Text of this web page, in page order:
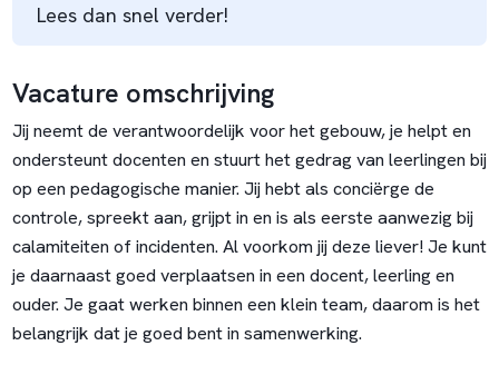
Lees dan snel verder!
Vacature omschrijving
Jij neemt de verantwoordelijk voor het gebouw, je helpt en
ondersteunt docenten en stuurt het gedrag van leerlingen bij
op een pedagogische manier. Jij hebt als conciërge de
controle, spreekt aan, grijpt in en is als eerste aanwezig bij
calamiteiten of incidenten. Al voorkom jij deze liever! Je kunt
je daarnaast goed verplaatsen in een docent, leerling en
ouder. Je gaat werken binnen een klein team, daarom is het
belangrijk dat je goed bent in samenwerking.